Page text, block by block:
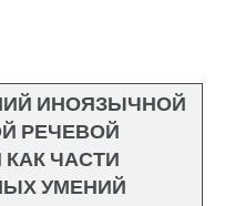
ИНОЯЗЫЧНОЙ
РЕЧЕВОЙ
ЧАСТИ
УМЕНИЙ